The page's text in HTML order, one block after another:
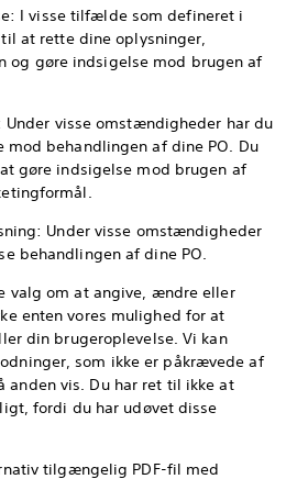
visse tilfælde som defineret i
at rette dine oplysninger,
og gøre indsigelse mod brugen af
visse omstændigheder har du
behandlingen af dine PO. Du
gøre indsigelse mod brugen af
Under visse omstændigheder
behandlingen af dine PO.
valg om at angive, ændre eller
enten vores mulighed for at
din brugeroplevelse. Vi kan
som ikke er påkrævede af
vis. Du har ret til ikke at
fordi du har udøvet disse
tilgængelig PDF-fil med